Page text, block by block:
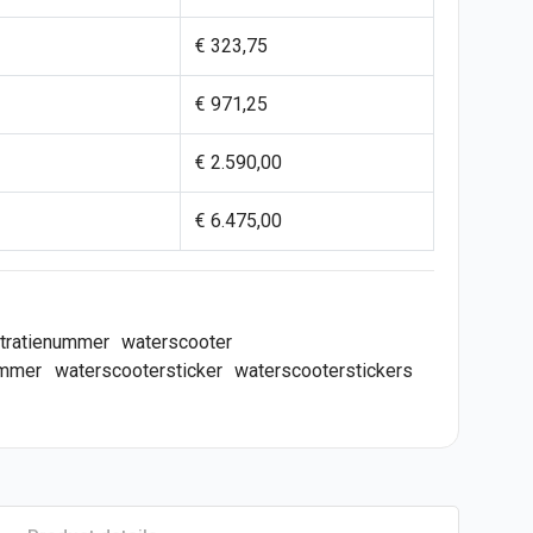
€ 323,75
€ 971,25
€ 2.590,00
€ 6.475,00
waterscooter
waterscootersticker waterscooterstickers